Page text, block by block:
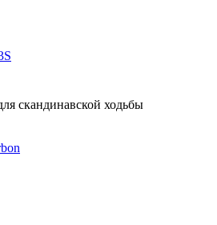
скандинавской ходьбы